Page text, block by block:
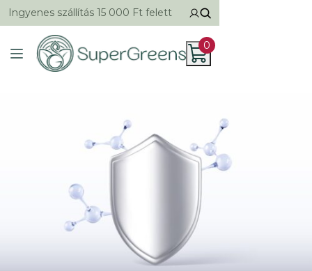
Ingyenes szállítás 15 000 Ft felett
0